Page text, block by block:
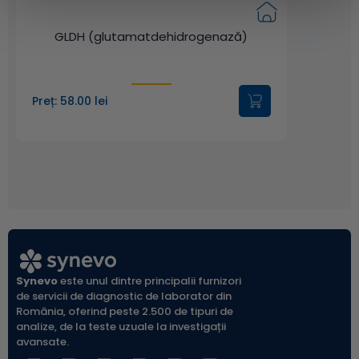
GLDH (glutamatdehidrogenază)
Preț: 58.00 lei
Synevoeste unul dintre principalii furnizori
de servicii de diagnostic de laborator din
România, oferind peste 2.500 de tipuri de
analize, de la teste uzuale la investigații
avansate.